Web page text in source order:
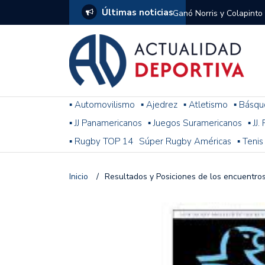
Últimas noticiasGanó Norris y
1
El penal de Barracas
Monumental
Se jugó una nueva
Arrancó el Torneo
Franco Colapinto giró
Racing le ganó a
omitió un penal de Sosa
▪ Automovilismo ▪ Ajedrez ▪ Atletismo ▪
▪ JJ Panamericanos ▪ Juegos Suramericanos ▪
▪ Rugby TOP 14 Súper Rugby Américas ▪ Tenis
Inicio / Resultados y Posiciones de los